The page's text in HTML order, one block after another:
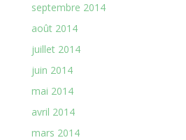
septembre 2014
août 2014
juillet 2014
juin 2014
mai 2014
avril 2014
mars 2014